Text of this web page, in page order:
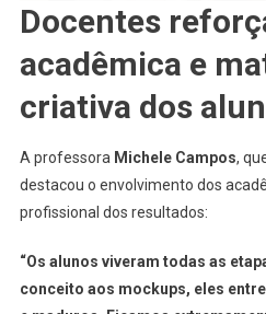
Docentes
acadêmica e
criativa dos
A professora Michele Campos,
destacou o envolvimento dos
profissional dos resultados:
“Os alunos viveram todas as
conceito aos mockups, eles